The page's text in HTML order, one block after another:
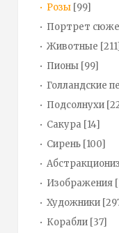
Розы [99]
Портрет
Животные
Пионы [99]
Голландские
Подсолнухи
Сакура [14]
Сирень [100]
Изображения
Художники
Корабли [37]